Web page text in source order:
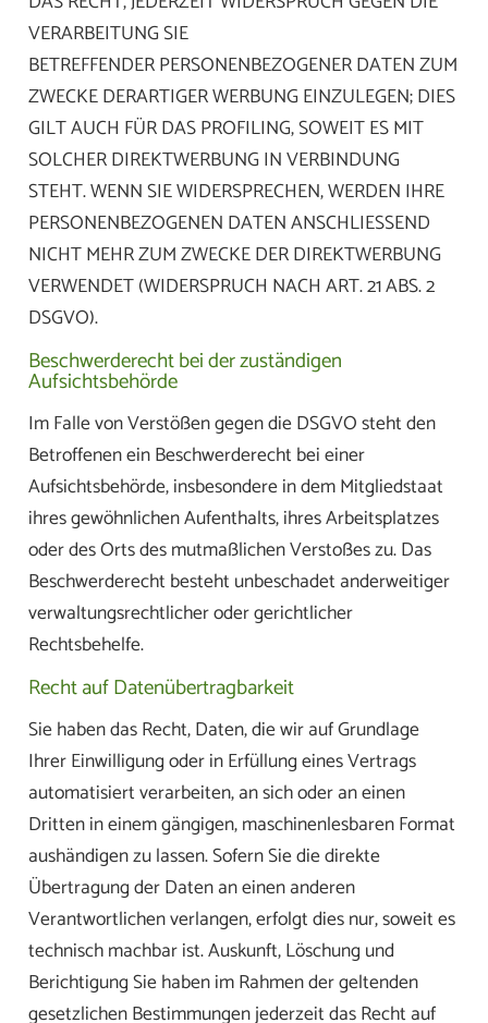
VERARBEITUNG SIE
BETREFFENDER PERSONENBEZOGENER DATEN ZUM
ZWECKE DERARTIGER WERBUNG EINZULEGEN; DIES
GILT AUCH FÜR DAS PROFILING, SOWEIT ES MIT
SOLCHER DIREKTWERBUNG IN VERBINDUNG
STEHT. WENN SIE WIDERSPRECHEN, WERDEN IHRE
PERSONENBEZOGENEN DATEN ANSCHLIESSEND
NICHT MEHR ZUM ZWECKE DER DIREKTWERBUNG
VERWENDET (WIDERSPRUCH NACH ART. 21 ABS. 2
DSGVO).
Beschwerderecht bei der zuständigen
Aufsichtsbehörde
Im Falle von Verstößen gegen die DSGVO steht den
Betroffenen ein Beschwerderecht bei einer
Aufsichtsbehörde, insbesondere in dem Mitgliedstaat
ihres gewöhnlichen Aufenthalts, ihres Arbeitsplatzes
oder des Orts des mutmaßlichen Verstoßes zu. Das
Beschwerderecht besteht unbeschadet anderweitiger
verwaltungsrechtlicher oder gerichtlicher
Rechtsbehelfe.
Recht auf Datenübertragbarkeit
Sie haben das Recht, Daten, die wir auf Grundlage
Ihrer Einwilligung oder in Erfüllung eines Vertrags
automatisiert verarbeiten, an sich oder an einen
Dritten in einem gängigen, maschinenlesbaren Format
aushändigen zu lassen. Sofern Sie die direkte
Übertragung der Daten an einen anderen
Verantwortlichen verlangen, erfolgt dies nur, soweit es
technisch machbar ist. Auskunft, Löschung und
Berichtigung Sie haben im Rahmen der geltenden
gesetzlichen Bestimmungen jederzeit das Recht auf